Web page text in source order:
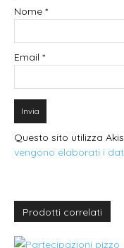
Nome *
Email *
Questo sito utilizza
vengono elaborati i
Prodotti correlati